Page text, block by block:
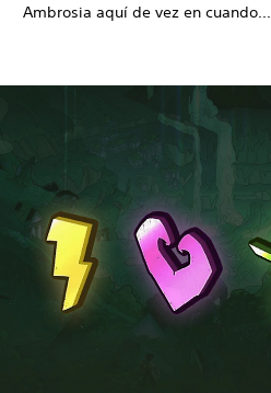
Ambrosia aquí de vez en cuando...